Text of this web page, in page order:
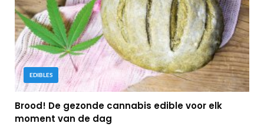
EDIBLES
Brood! De gezonde cannabis edible voor elk
moment van de dag